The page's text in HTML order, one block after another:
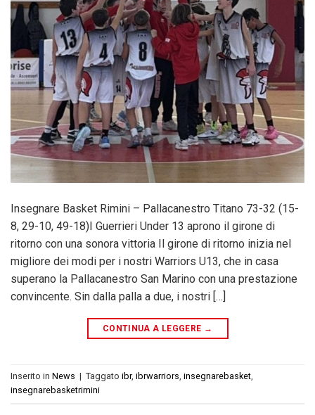
Insegnare Basket Rimini – Pallacanestro Titano 73-32 (15-
8, 29-10, 49-18)I Guerrieri Under 13 aprono il girone di
ritorno con una sonora vittoria Il girone di ritorno inizia nel
migliore dei modi per i nostri Warriors U13, che in casa
superano la Pallacanestro San Marino con una prestazione
convincente. Sin dalla palla a due, i nostri […]
CONTINUA A LEGGERE →
Inserito in News | Taggato ibr, ibrwarriors insegnarebasket
insegnarebasketrimini